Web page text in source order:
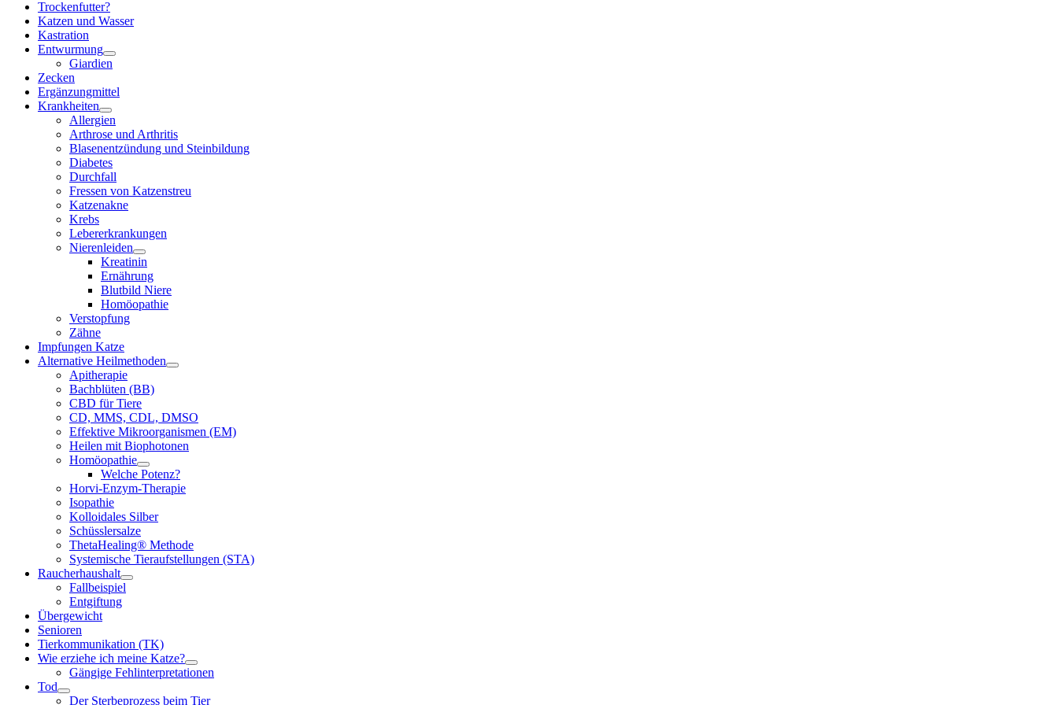
Trockenfutter?
Katzen und Wasser
Kastration
Entwurmung
Giardien
Zecken
Ergänzungmittel
Krankheiten
Allergien
Arthrose und Arthritis
Blasenentzündung und Steinbildung
Diabetes
Durchfall
Fressen von Katzenstreu
Katzenakne
Krebs
Lebererkrankungen
Nierenleiden
Kreatinin
Ernährung
Blutbild Niere
Homöopathie
Verstopfung
Zähne
Impfungen Katze
Alternative Heilmethoden
Apitherapie
Bachblüten (BB)
CBD für Tiere
CD, MMS, CDL, DMSO
Effektive Mikroorganismen (EM)
Heilen mit Biophotonen
Homöopathie
Welche Potenz?
Horvi-Enzym-Therapie
Isopathie
Kolloidales Silber
Schüsslersalze
ThetaHealing® Methode
Systemische Tieraufstellungen (STA)
Raucherhaushalt
Fallbeispiel
Entgiftung
Übergewicht
Senioren
Tierkommunikation (TK)
Wie erziehe ich meine Katze?
Gängige Fehlinterpretationen
Tod
Der Sterbeprozess beim Tier